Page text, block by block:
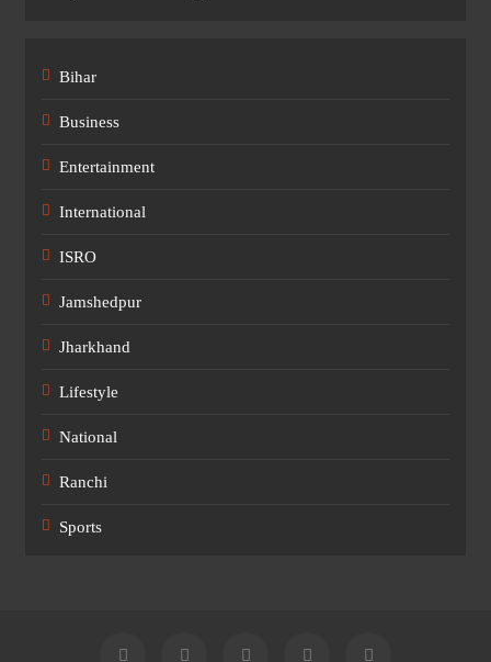
Bihar
Business
Entertainment
International
ISRO
Jamshedpur
Jharkhand
Lifestyle
National
Ranchi
Sports